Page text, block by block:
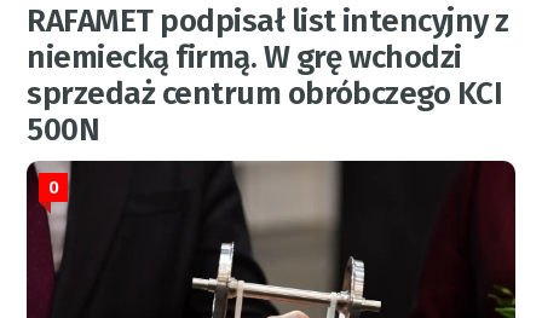
RAFAMET podpisał list intencyjny z
niemiecką firmą. W grę wchodzi
sprzedaż centrum obróbczego KCI
500N
0